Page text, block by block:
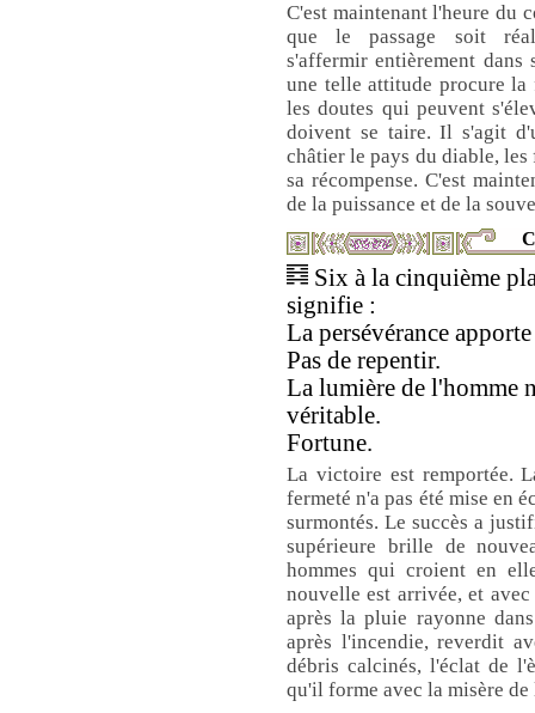
C'est maintenant l'heure du
que le passage soit
s'affermir entièrement dans
une telle attitude procure la
les doutes qui peuvent
doivent se taire. Il s'agit
châtier le pays du diable, les
sa récompense. C'est
de la puissance et de la
Six à la cinquième
signifie :
La persévérance
Pas de repentir.
La lumière de l'homme
véritable.
Fortune.
La victoire est remportée.
fermeté n'a pas été mise en
surmontés. Le succès a
supérieure brille de
hommes qui croient en
nouvelle est arrivée, et
après la pluie rayonne
après l'incendie, reverdit
débris calcinés, l'éclat de
qu'il forme avec la misère de